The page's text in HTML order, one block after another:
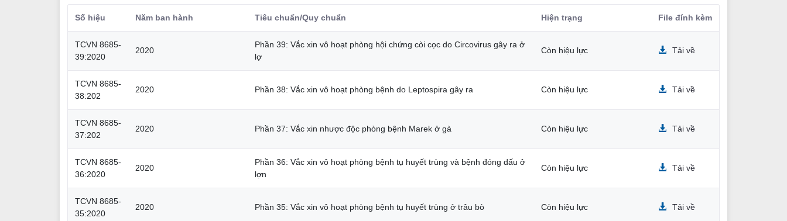
Số hiệu Năm ban hành Tiêu chuẩn/Quy chuẩn Hiện trạng File đính kèm
TCVN 8685-
39:2020
2020
Phần 39: Vắc xin vô hoạt phòng hội chứng còi cọc do Circovirus gây ra ở
lợ
Còn hiệu lực Tải về
TCVN 8685-
38:202
2020 Phần 38: Vắc xin vô hoạt phòng bệnh do Leptospira gây ra Còn hiệu lực Tải về
TCVN 8685-
37:202
2020 Phần 37: Vắc xin nhược độc phòng bệnh Marek ở gà Còn hiệu lực Tải về
TCVN 8685-
36:2020
2020
Phần 36: Vắc xin vô hoạt phòng bệnh tụ huyết trùng và bệnh đóng dấu ở
lợn
Còn hiệu lực Tải về
TCVN 8685-
35:2020
2020 Phần 35: Vắc xin vô hoạt phòng bệnh tụ huyết trùng ở trâu bò Còn hiệu lực Tải về